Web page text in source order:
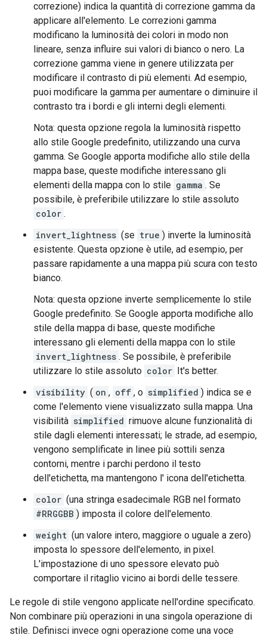
correzione) indica la quantità di correzione gamma da
applicare all'elemento. Le correzioni gamma
modificano la luminosità dei colori in modo non
lineare, senza influire sui valori di bianco o nero. La
correzione gamma viene in genere utilizzata per
modificare il contrasto di più elementi. Ad esempio,
puoi modificare la gamma per aumentare o diminuire il
contrasto tra i bordi e gli interni degli elementi.
Nota: questa opzione regola la luminosità rispetto
allo stile Google predefinito, utilizzando una curva
gamma. Se Google apporta modifiche allo stile della
mappa base, queste modifiche interessano gli
elementi della mappa con lo stile gamma . Se
possibile, è preferibile utilizzare lo stile assoluto
color .
invert_lightness (se true ) inverte la luminosità
esistente. Questa opzione è utile, ad esempio, per
passare rapidamente a una mappa più scura con testo
bianco.
Nota: questa opzione inverte semplicemente lo stile
Google predefinito. Se Google apporta modifiche allo
stile della mappa di base, queste modifiche
interessano gli elementi della mappa con lo stile
invert_lightness . Se possibile, è preferibile
utilizzare lo stile assoluto color It's better.
visibility ( on , off , o simplified ) indica se e
come l'elemento viene visualizzato sulla mappa. Una
visibilità simplified rimuove alcune funzionalità di
stile dagli elementi interessati; le strade, ad esempio,
vengono semplificate in linee più sottili senza
contorni, mentre i parchi perdono il testo
dell'etichetta, ma mantengono l' icona dell'etichetta.
color (una stringa esadecimale RGB nel formato
#RRGGBB ) imposta il colore dell'elemento.
weight (un valore intero, maggiore o uguale a zero)
imposta lo spessore dell'elemento, in pixel.
L'impostazione di uno spessore elevato può
comportare il ritaglio vicino ai bordi delle tessere.
Le regole di stile vengono applicate nell'ordine specificato.
Non combinare più operazioni in una singola operazione di
stile. Definisci invece ogni operazione come una voce